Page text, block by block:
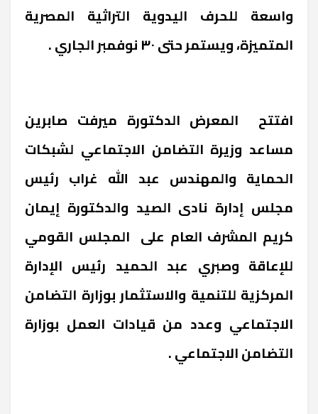
واسعة للحرف اليدوية التراثية المصرية
المتميزة، ويستمر حتى ٣٠ نوفمبر الجاري .
افتتح
المعرض الدكتورة ميرفت صابرين
مساعد وزيرة التضامن الاجتماعي لشبكات
الحماية والمهندس عبد الله غراب رئيس
مجلس إدارة نادى الصيد والدكتورة إيمان
كريم المشرف العام على المجلس القومي
للإعاقة وصبري عبد الحميد رئيس الإدارة
المركزية للتنمية والاستثمار بوزارة التضامن
الاجتماعي وعدد من قيادات العمل بوزارة
التضامن الاجتماعي .